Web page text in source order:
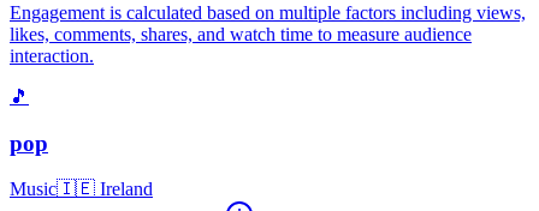
Engagement is calculated based on multiple factors including views,
likes, comments, shares, and watch time to measure audience
interaction.
🎵
pop
Music🇮🇪 Ireland